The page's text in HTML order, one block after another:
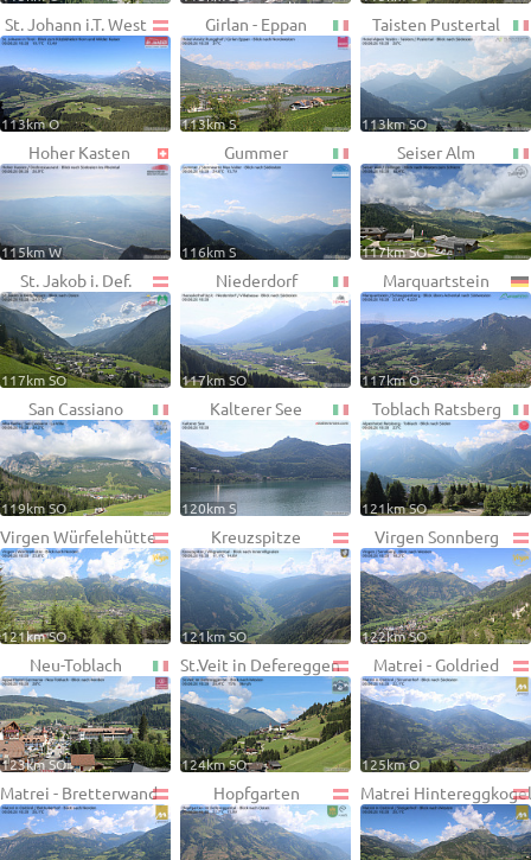
St. Johann i.T. West
113km O
Girlan - Eppan
113km S
Taisten Pustertal
113km SO
Hoher Kasten
115km W
Gummer
116km S
Seiser Alm
117km SO
St. Jakob i. Def.
117km SO
Niederdorf
117km SO
Marquartstein
117km O
San Cassiano
119km SO
Kalterer See
120km S
Toblach Ratsberg
121km SO
Virgen Würfelehütte
121km SO
Kreuzspitze
121km SO
Virgen Sonnberg
122km SO
Neu-Toblach
123km SO
St.Veit in Defereggen
124km SO
Matrei - Goldried
125km O
Matrei - Bretterwand Hopfgarten Matrei Hintereggkogel